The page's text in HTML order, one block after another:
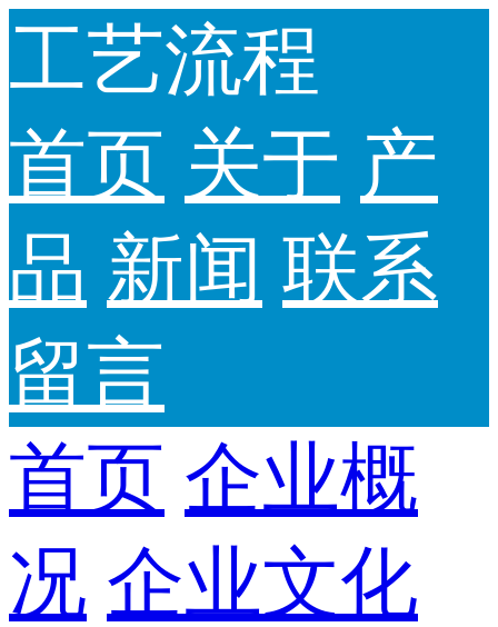
工艺流程
首页 关于 产
品 新闻 联系
留言
首页 企业概
况 企业文化